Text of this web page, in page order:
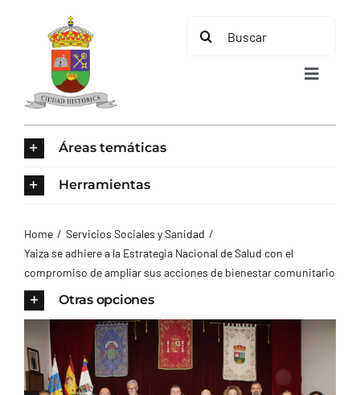
contenido
Buscar:
Toggle
AYUNTAMIENTO
TURISMO
CONTACTO
Áreas temáticas
Herramientas
Home
Servicios Sociales y Sanidad
Yaiza se adhiere a la Estrategia Nacional de Salud con el
compromiso de ampliar sus acciones de bienestar comunitario
Otras opciones